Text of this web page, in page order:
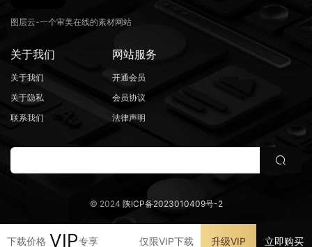
下载价格 VIP专享 仅限VIP下载 升级VIP 立即购买
图层云-一个审美在线的素材网站
关于我们
关于我们
关于隐私
联系我们
网站服务
开通会员
会员协议
法律声明
© 2024 陕ICP备2023010409号-2